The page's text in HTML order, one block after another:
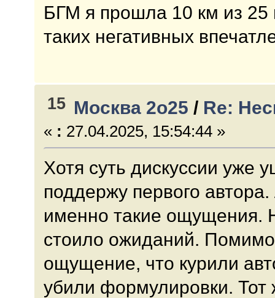
БГМ я прошла 10 км из 25
таких негативных
15 Москва 2о25 / Re:
« : 27.04.2025, 15:54:44 »
Хотя суть дискуссии уже
поддержу первого
именно такие ощущения.
стоило ожиданий. Помимо
ощущение, что курили
убили формулировки.